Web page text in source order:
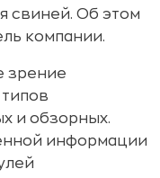
свиней. Об этом
компании.
зрение
и обзорных.
информации